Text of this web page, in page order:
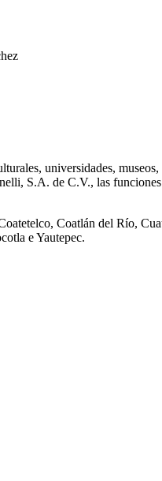
universidades,
S.A. de C.V., las
Coatlán del Río,
e Yautepec.